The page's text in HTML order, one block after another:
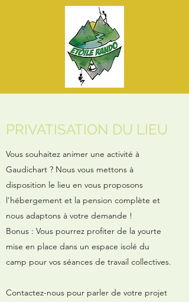
PRIVATISATION DU LIEU
Vous souhaitez animer une activité à
Gaudichart ? Nous vous mettons à
disposition le lieu en vous proposons
l'hébergement et la pension complète et
nous adaptons à votre demande !
Bonus : Vous pourrez profiter de la yourte
mise en place dans un espace isolé du
camp pour vos séances de travail collectives.
Contactez-nous pour parler de votre projet